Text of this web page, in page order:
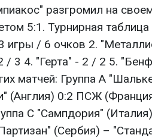
разгромил на
5:1. Турнирная таблица
игры / 6 очков 2.
/ 3 4. "Герта" - 2 / 2 5.
матчей: Группа A
(Англия) 0:2 ПСЖ
C "Сампдория"
(Сербия) –